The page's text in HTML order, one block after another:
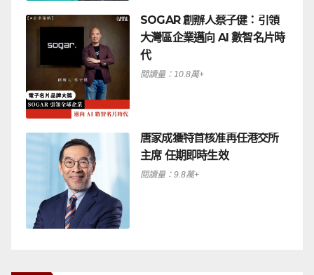
SOGAR 創辦人蔡子健：引領
大灣區企業邁向 AI 數智名片時
代
閱讀量：10.8萬+
唐家成獲特首核准再任港交所
主席 任期即時生效
閱讀量：9.8萬+